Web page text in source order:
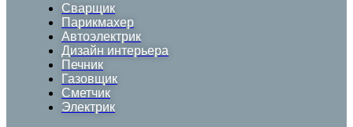
Сварщик
Парикмахер
Автоэлектрик
Дизайн интерьера
Печник
Газовщик
Сметчик
Электрик